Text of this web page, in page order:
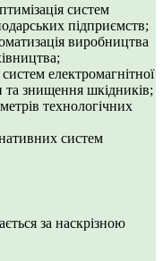
систем
підприємств;
виробництва
електромагнітної
та знищення шкідників;
технологічних
систем
за наскрізною